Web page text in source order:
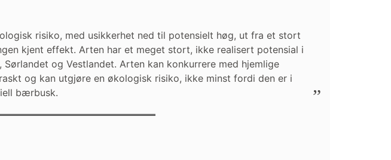
risiko, med usikkerhet ned til potensielt høg, ut fra et stort
kjent effekt. Arten har et meget stort, ikke realisert potensial i
og Vestlandet. Arten kan konkurrere med hjemlige
og kan utgjøre en økologisk risiko, ikke minst fordi den er i
bærbusk.